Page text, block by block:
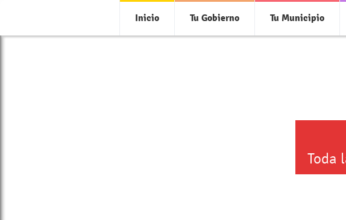
Inicio Tu Gobierno Tu Municipio
Toda